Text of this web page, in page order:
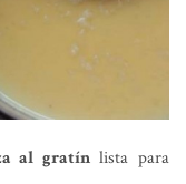
al gratínlista para